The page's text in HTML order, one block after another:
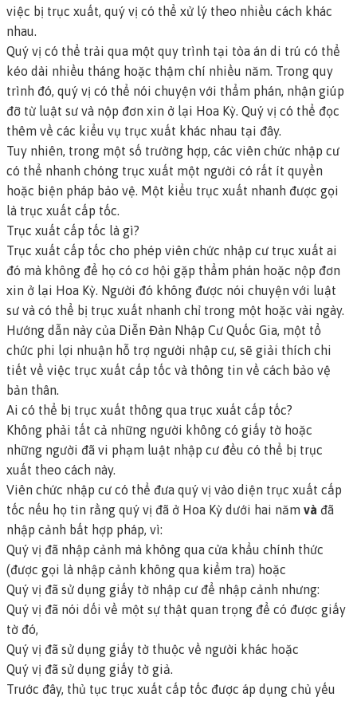
việc bị trục xuất, quý vị có thể xử lý theo nhiều cách khác
nhau.
Quý vị có thể trải qua một quy trình tại tòa án di trú có thể
kéo dài nhiều tháng hoặc thậm chí nhiều năm. Trong quy
trình đó, quý vị có thể nói chuyện với thẩm phán, nhận giúp
đỡ từ luật sư và nộp đơn xin ở lại Hoa Kỳ. Quý vị có thể đọc
thêm về các kiểu vụ trục xuất khác nhau tại đây.
Tuy nhiên, trong một số trường hợp, các viên chức nhập cư
có thể nhanh chóng trục xuất một người có rất ít quyền
hoặc biện pháp bảo vệ. Một kiểu trục xuất nhanh được gọi
là trục xuất cấp tốc.
Trục xuất cấp tốc là gì?
Trục xuất cấp tốc cho phép viên chức nhập cư trục xuất ai
đó mà không để họ có cơ hội gặp thẩm phán hoặc nộp đơn
xin ở lại Hoa Kỳ. Người đó không được nói chuyện với luật
sư và có thể bị trục xuất nhanh chỉ trong một hoặc vài ngày.
Hướng dẫn này của Diễn Đàn Nhập Cư Quốc Gia, một tổ
chức phi lợi nhuận hỗ trợ người nhập cư, sẽ giải thích chi
tiết về việc trục xuất cấp tốc và thông tin về cách bảo vệ
bản thân.
Ai có thể bị trục xuất thông qua trục xuất cấp tốc?
Không phải tất cả những người không có giấy tờ hoặc
những người đã vi phạm luật nhập cư đều có thể bị trục
xuất theo cách này.
Viên chức nhập cư có thể đưa quý vị vào diện trục xuất cấp
tốc nếu họ tin rằng quý vị đã ở Hoa Kỳ dưới hai năm và đã
nhập cảnh bất hợp pháp, vì:
Quý vị đã nhập cảnh mà không qua cửa khẩu chính thức
(được gọi là nhập cảnh không qua kiểm tra) hoặc
Quý vị đã sử dụng giấy tờ nhập cư để nhập cảnh nhưng:
Quý vị đã nói dối về một sự thật quan trọng để có được giấy
tờ đó,
Quý vị đã sử dụng giấy tờ thuộc về người khác hoặc
Quý vị đã sử dụng giấy tờ giả.
Trước đây, thủ tục trục xuất cấp tốc được áp dụng chủ yếu